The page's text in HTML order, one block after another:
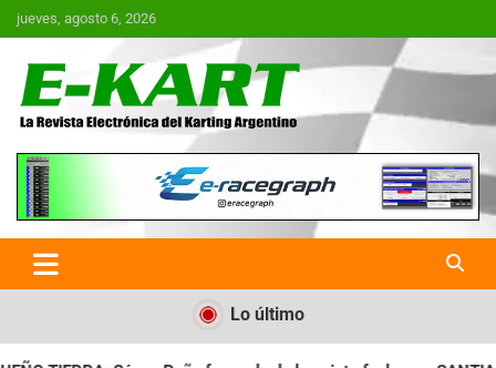
Saltar
al
jueves, agosto 6, 2026
E-Kart.com.ar | La Revista
Electrónica del Karting en
Argentina
Lo último